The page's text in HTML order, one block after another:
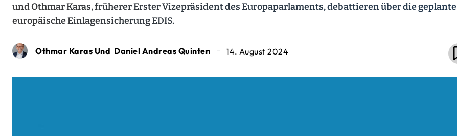
und Othmar Karas, früherer Erster Vizepräsident des Europaparlaments, debattieren über die geplante
europäische Einlagensicherung EDIS.
Othmar Karas Und Daniel Andreas Quinten 14. August 2024